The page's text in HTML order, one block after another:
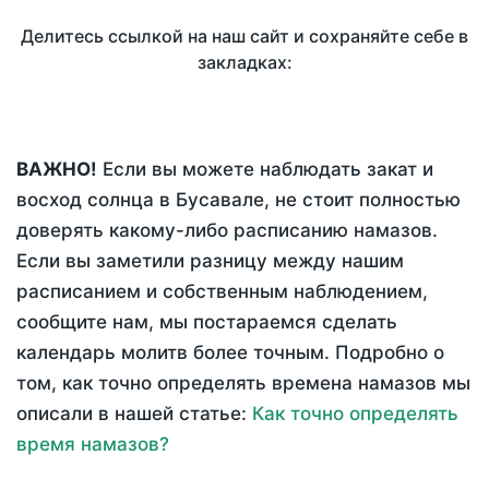
Делитесь ссылкой на наш сайт и сохраняйте себе в
закладках:
ВАЖНО! Если вы можете наблюдать закат и
восход солнца в Бусавале, не стоит полностью
доверять какому-либо расписанию намазов.
Если вы заметили разницу между нашим
расписанием и собственным наблюдением,
сообщите нам, мы постараемся сделать
календарь молитв более точным. Подробно о
том, как точно определять времена намазов мы
описали в нашей статье: Как точно определять
время намазов?